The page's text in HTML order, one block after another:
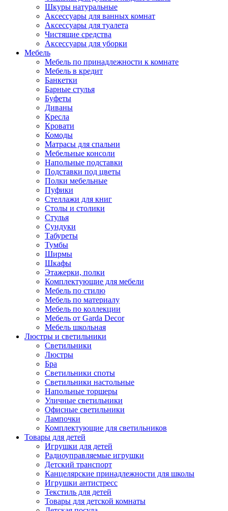
Шкуры натуральные
Аксессуары для ванных комнат
Аксессуары для туалета
Чистящие средства
Аксессуары для уборки
Мебель
Мебель по принадлежности к комнате
Мебель в кредит
Банкетки
Барные стулья
Буфеты
Диваны
Кресла
Кровати
Комоды
Матрасы для спальни
Мебельные консоли
Напольные подставки
Подставки под цветы
Полки мебельные
Пуфики
Стеллажи для книг
Столы и столики
Стулья
Сундуки
Табуреты
Тумбы
Ширмы
Шкафы
Этажерки, полки
Комплектующие для мебели
Мебель по стилю
Мебель по материалу
Мебель по коллекции
Мебель от Garda Decor
Мебель школьная
Люстры и светильники
Светильники
Люстры
Бра
Светильники споты
Светильники настольные
Напольные торшеры
Уличные светильники
Офисные светильники
Лампочки
Комплектующие для светильников
Товары для детей
Игрушки для детей
Радиоуправляемые игрушки
Детский транспорт
Канцелярские принадлежности для школы
Игрушки антистресс
Текстиль для детей
Товары для детской комнаты